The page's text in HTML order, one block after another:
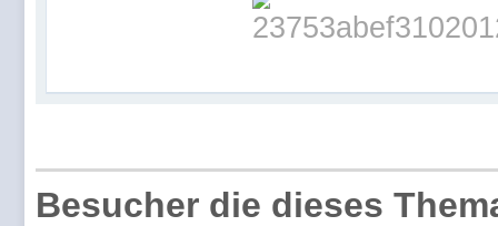
Besucher die dieses